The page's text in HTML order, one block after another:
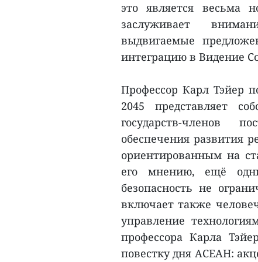
это является весьма
заслуживает
выдвигаемые
интеграцию в Видение
Профессор Карл Тэйер
2045 представляет
государств-членов
обеспечения развития
ориентированным на
его мнению, ещё
безопасность не
включает также
управление
профессора Карла
повестку дня АСЕАН: